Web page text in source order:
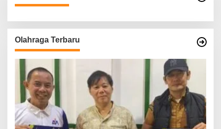
Olahraga Terbaru